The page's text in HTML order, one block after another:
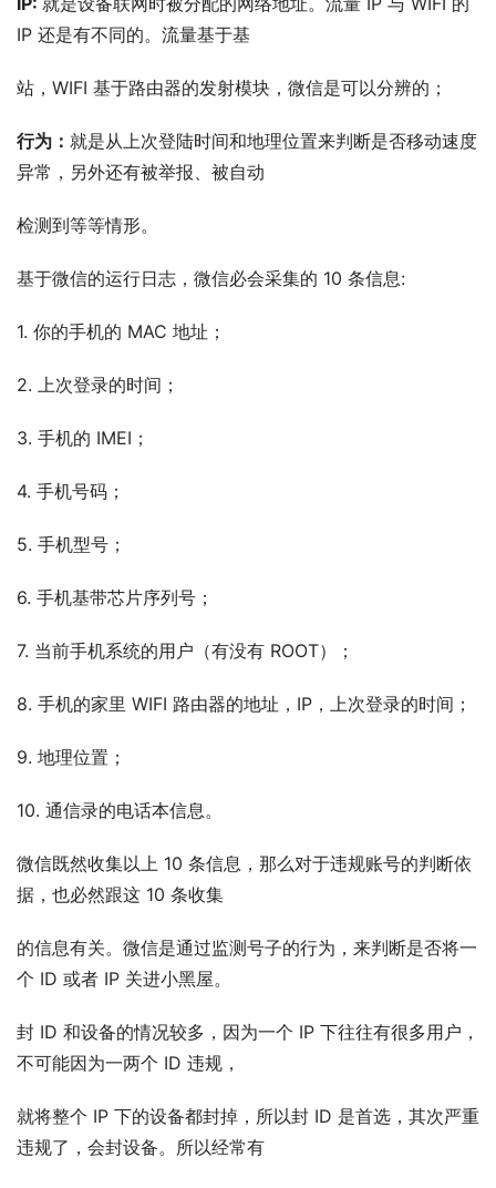
IP 还是有不同的。流量基于基
站，WIFI 基于路由器的发射模块，微信是可以分辨的；
行为： 就是从上次登陆时间和地理位置来判断是否移动速度
异常，另外还有被举报、被自动
检测到等等情形。
基于微信的运行日志，微信必会采集的 10 条信息:
1. 你的手机的 MAC 地址；
2. 上次登录的时间；
3. 手机的 IMEI；
4. 手机号码；
5. 手机型号；
6. 手机基带芯片序列号；
7. 当前手机系统的用户（有没有 ROOT）；
8. 手机的家里 WIFI 路由器的地址，IP，上次登录的时间；
9. 地理位置；
10. 通信录的电话本信息。
微信既然收集以上 10 条信息，那么对于违规账号的判断依
据，也必然跟这 10 条收集
的信息有关。微信是通过监测号子的行为，来判断是否将一
个 ID 或者 IP 关进小黑屋。
封 ID 和设备的情况较多，因为一个 IP 下往往有很多用户，
不可能因为一两个 ID 违规，
就将整个 IP 下的设备都封掉，所以封 ID 是首选，其次严重
违规了，会封设备。所以经常有